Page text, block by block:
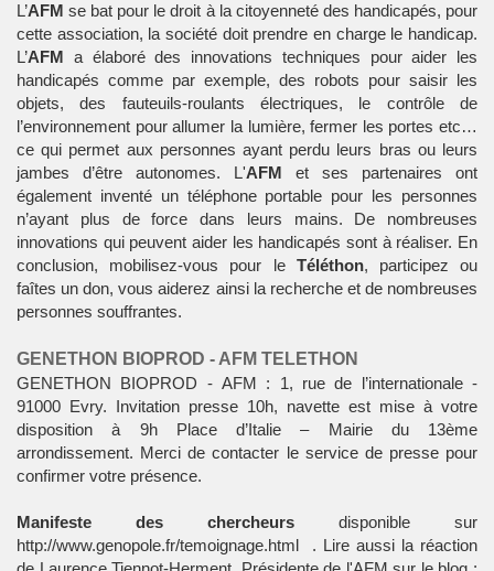
L’AFM se bat pour le droit à la citoyenneté des handicapés, pour
cette association, la société doit prendre en charge le handicap.
L’AFM a élaboré des innovations techniques pour aider les
handicapés comme par exemple, des robots pour saisir les
objets, des fauteuils-roulants électriques, le contrôle de
l’environnement pour allumer la lumière, fermer les portes etc…
ce qui permet aux personnes ayant perdu leurs bras ou leurs
jambes d’être autonomes. L'AFM et ses partenaires ont
également inventé un téléphone portable pour les personnes
n’ayant plus de force dans leurs mains. De nombreuses
innovations qui peuvent aider les handicapés sont à réaliser. En
conclusion, mobilisez-vous pour le Téléthon, participez ou
faîtes un don, vous aiderez ainsi la recherche et de nombreuses
personnes souffrantes.
GENETHON BIOPROD - AFM TELETHON
GENETHON BIOPROD - AFM : 1, rue de l’internationale -
91000 Evry. Invitation presse 10h, navette est mise à votre
disposition à 9h Place d’Italie – Mairie du 13ème
arrondissement. Merci de contacter le service de presse pour
confirmer votre présence.
Manifeste des chercheurs disponible sur
http://www.genopole.fr/temoignage.html . Lire aussi la réaction